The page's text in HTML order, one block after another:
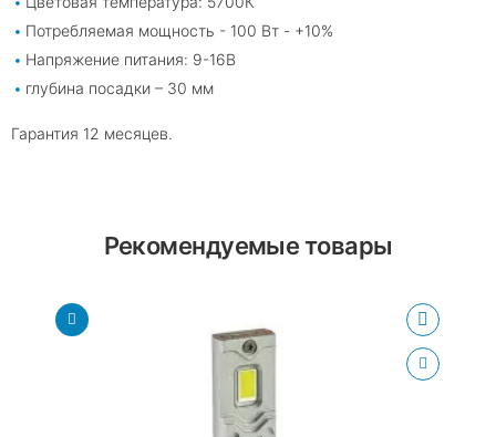
Потребляемая мощность - 100 Вт - +10%
Напряжение питания: 9-16В
глубина посадки – 30 мм
Гарантия 12 месяцев.
Рекомендуемые товары